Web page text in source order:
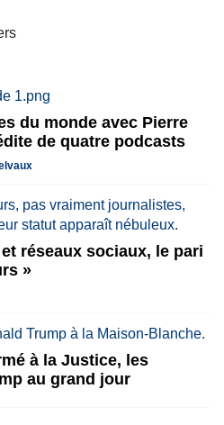
du monde avec Pierre
de quatre podcasts
réseaux sociaux, le pari
»
à la Justice, les
au grand jour